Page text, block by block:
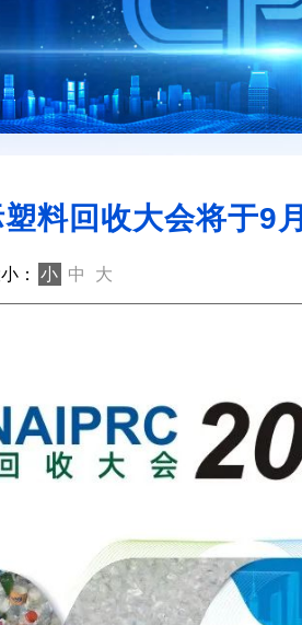
料回收大会将于9
： 小 中 大